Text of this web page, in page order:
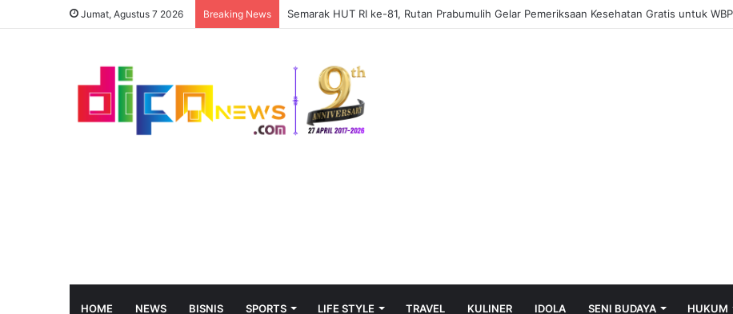
Jumat, Agustus 7 2026 Breaking News Digerebek di Pondok Kebun Sawit, Pria di Musi Rawas Ditangkap dengan 4,64 Gram Sabu
HOME NEWS BISNIS SPORTS LIFE STYLE TRAVEL KULINER IDOLA SENI BUDAYA HUKUM